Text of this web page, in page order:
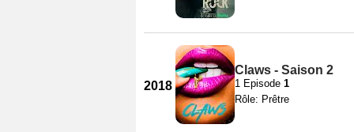
2018
Claws - Saison 2
1 Episode 1
Rôle: Prêtre